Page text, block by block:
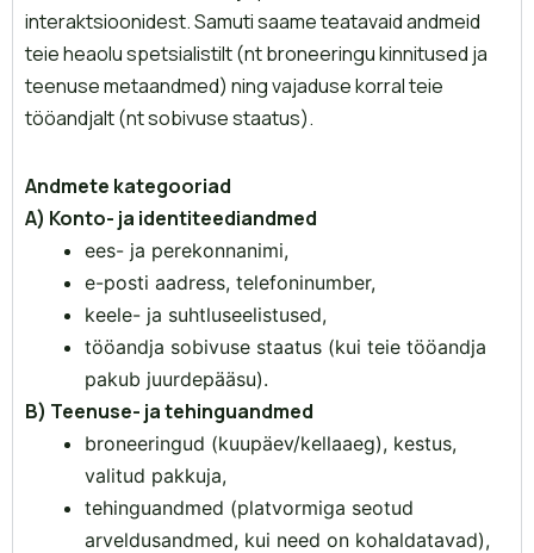
interaktsioonidest. Samuti saame teatavaid andmeid
teie heaolu spetsialistilt (nt broneeringu kinnitused ja
teenuse metaandmed) ning vajaduse korral teie
tööandjalt (nt sobivuse staatus).
Andmete kategooriad
A) Konto- ja identiteediandmed
ees- ja perekonnanimi,
e-posti aadress, telefoninumber,
keele- ja suhtluseelistused,
tööandja sobivuse staatus (kui teie tööandja
pakub juurdepääsu).
B) Teenuse- ja tehinguandmed
broneeringud (kuupäev/kellaaeg), kestus,
valitud pakkuja,
tehinguandmed (platvormiga seotud
arveldusandmed, kui need on kohaldatavad),